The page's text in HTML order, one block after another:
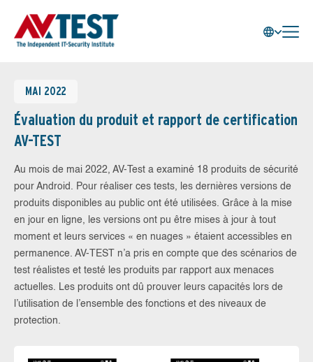
MAI 2022
Évaluation du produit et rapport de certification
AV-TEST
Au mois de mai 2022, AV-Test a examiné 18 produits de sécurité
pour Android. Pour réaliser ces tests, les dernières versions de
produits disponibles au public ont été utilisées. Grâce à la mise
en jour en ligne, les versions ont pu être mises à jour à tout
moment et leurs services « en nuages » étaient accessibles en
permanence. AV-TEST n’a pris en compte que des scénarios de
test réalistes et testé les produits par rapport aux menaces
actuelles. Les produits ont dû prouver leurs capacités lors de
l’utilisation de l’ensemble des fonctions et des niveaux de
protection.